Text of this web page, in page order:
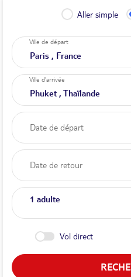
Aller simple
Ville de départ
Ville d'arrivée
Date de départ
Date de retour
1 adulte
Vol direct